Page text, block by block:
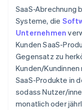
SaaS-Abrechnung
Systeme, die
Unternehmen
Kunden SaaS-
Gegensatz zu
Kunden/Kundinnen
SaaS-Produkte in
sodass Nutzer/
monatlich oder